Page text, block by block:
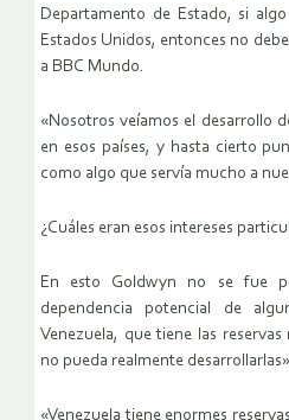
Departamento de Estado, si
Estados Unidos, entonces no
a BBC Mundo.
«Nosotros veíamos el desarrollo
en esos países, y hasta cierto
como algo que servía mucho a
¿Cuáles eran esos intereses
En esto Goldwyn no se fue
dependencia potencial de
Venezuela, que tiene las
no pueda realmente
«Venezuela tiene enormes